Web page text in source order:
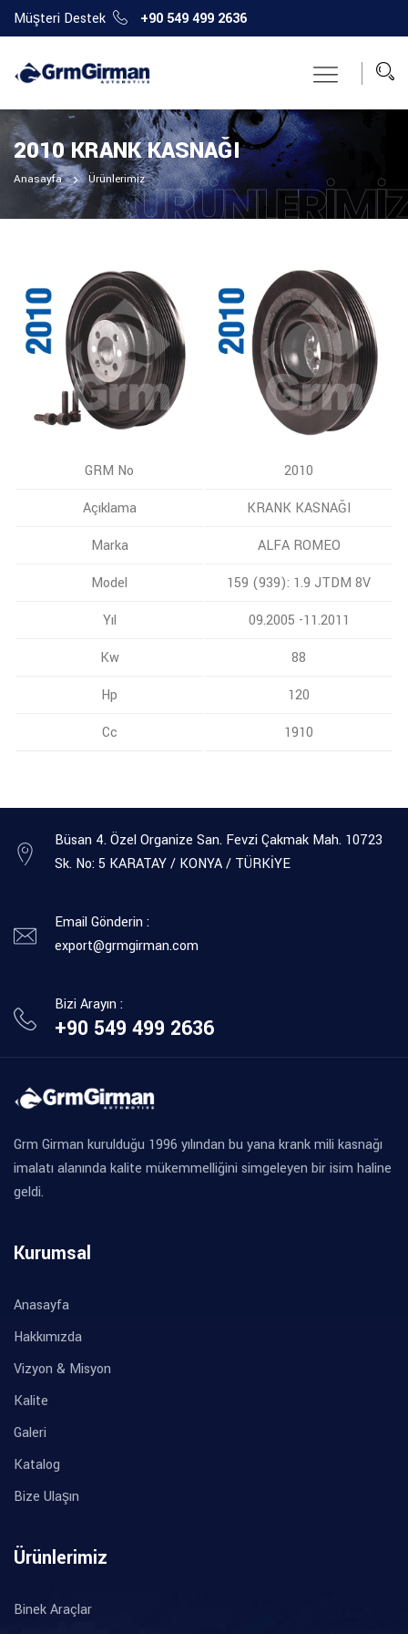
Müşteri Destek +90 549 499 2636
2010 KRANK KASNAĞI
Anasayfa Ürünlerimiz
GRM No
2010
Açıklama
KRANK KASNAĞI
Marka
ALFA ROMEO
Model
159 (939): 1.9 JTDM 8V
Yıl
09.2005 -11.2011
Kw
88
Hp
120
Cc
1910
Büsan 4. Özel Organize San. Fevzi Çakmak Mah. 10723
Sk. No: 5 KARATAY / KONYA / TÜRKİYE
Email Gönderin :
export@grmgirman.com
Bizi Arayın :
+90 549 499 2636
Grm Girman kurulduğu 1996 yılından bu yana krank mili kasnağı
imalatı alanında kalite mükemmelliğini simgeleyen bir isim haline
geldi.
Kurumsal
Anasayfa
Hakkımızda
Vizyon & Misyon
Kalite
Galeri
Katalog
Bize Ulaşın
Ürünlerimiz
Binek Araçlar